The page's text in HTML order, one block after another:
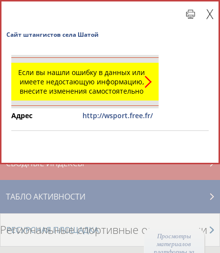
Просмотры
материалов
СВОДНЫЕ ИНДЕКСЫ
ТАБЛО АКТИВНОСТИ
РЕСУРСНАЯ ПЛОЩАДКА
Региональные спортивные организации
Если вы нашли ошибку в данных или
имеете недостающую информацию,
внесите изменения самостоятельно
Адрес http://wsport.free.fr/